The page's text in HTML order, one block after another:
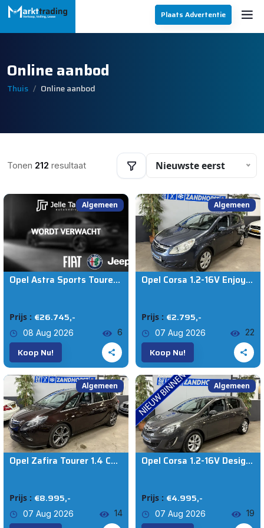
Plaats Advertentie
Online aanbod
Thuis Online aanbod
Tonen 212 resultaat Nieuwste eerst
Filters
Opel
Model
€0 €714.500
KM VAN
Vanaf
KM TOT
Tot
Algemeen
Opel Astra Sports Tourer | Elektrisch opendak Apple/Android Carplay 1.2 GS Line
Prijs : €26.745,-
08 Aug 2026 6
Koop Nu!
Algemeen
Opel Corsa 1.2-16V Enjoy // Lage km stand // nwe APK !!!
Prijs : €2.795,-
07 Aug 2026 22
Koop Nu!
Algemeen
Opel Zafira Tourer 1.4 Cosmo 7p. // Panodak // Half Leer // 18 inch
Prijs : €8.995,-
07 Aug 2026 14
Algemeen
Opel Corsa 1.2-16V Design Ed. // Navi // LM velgen // Cruise
Prijs : €4.995,-
07 Aug 2026 19